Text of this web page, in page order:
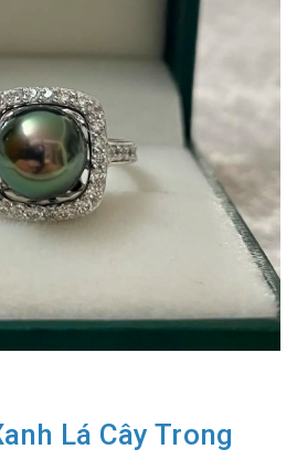
Lá Cây Trong